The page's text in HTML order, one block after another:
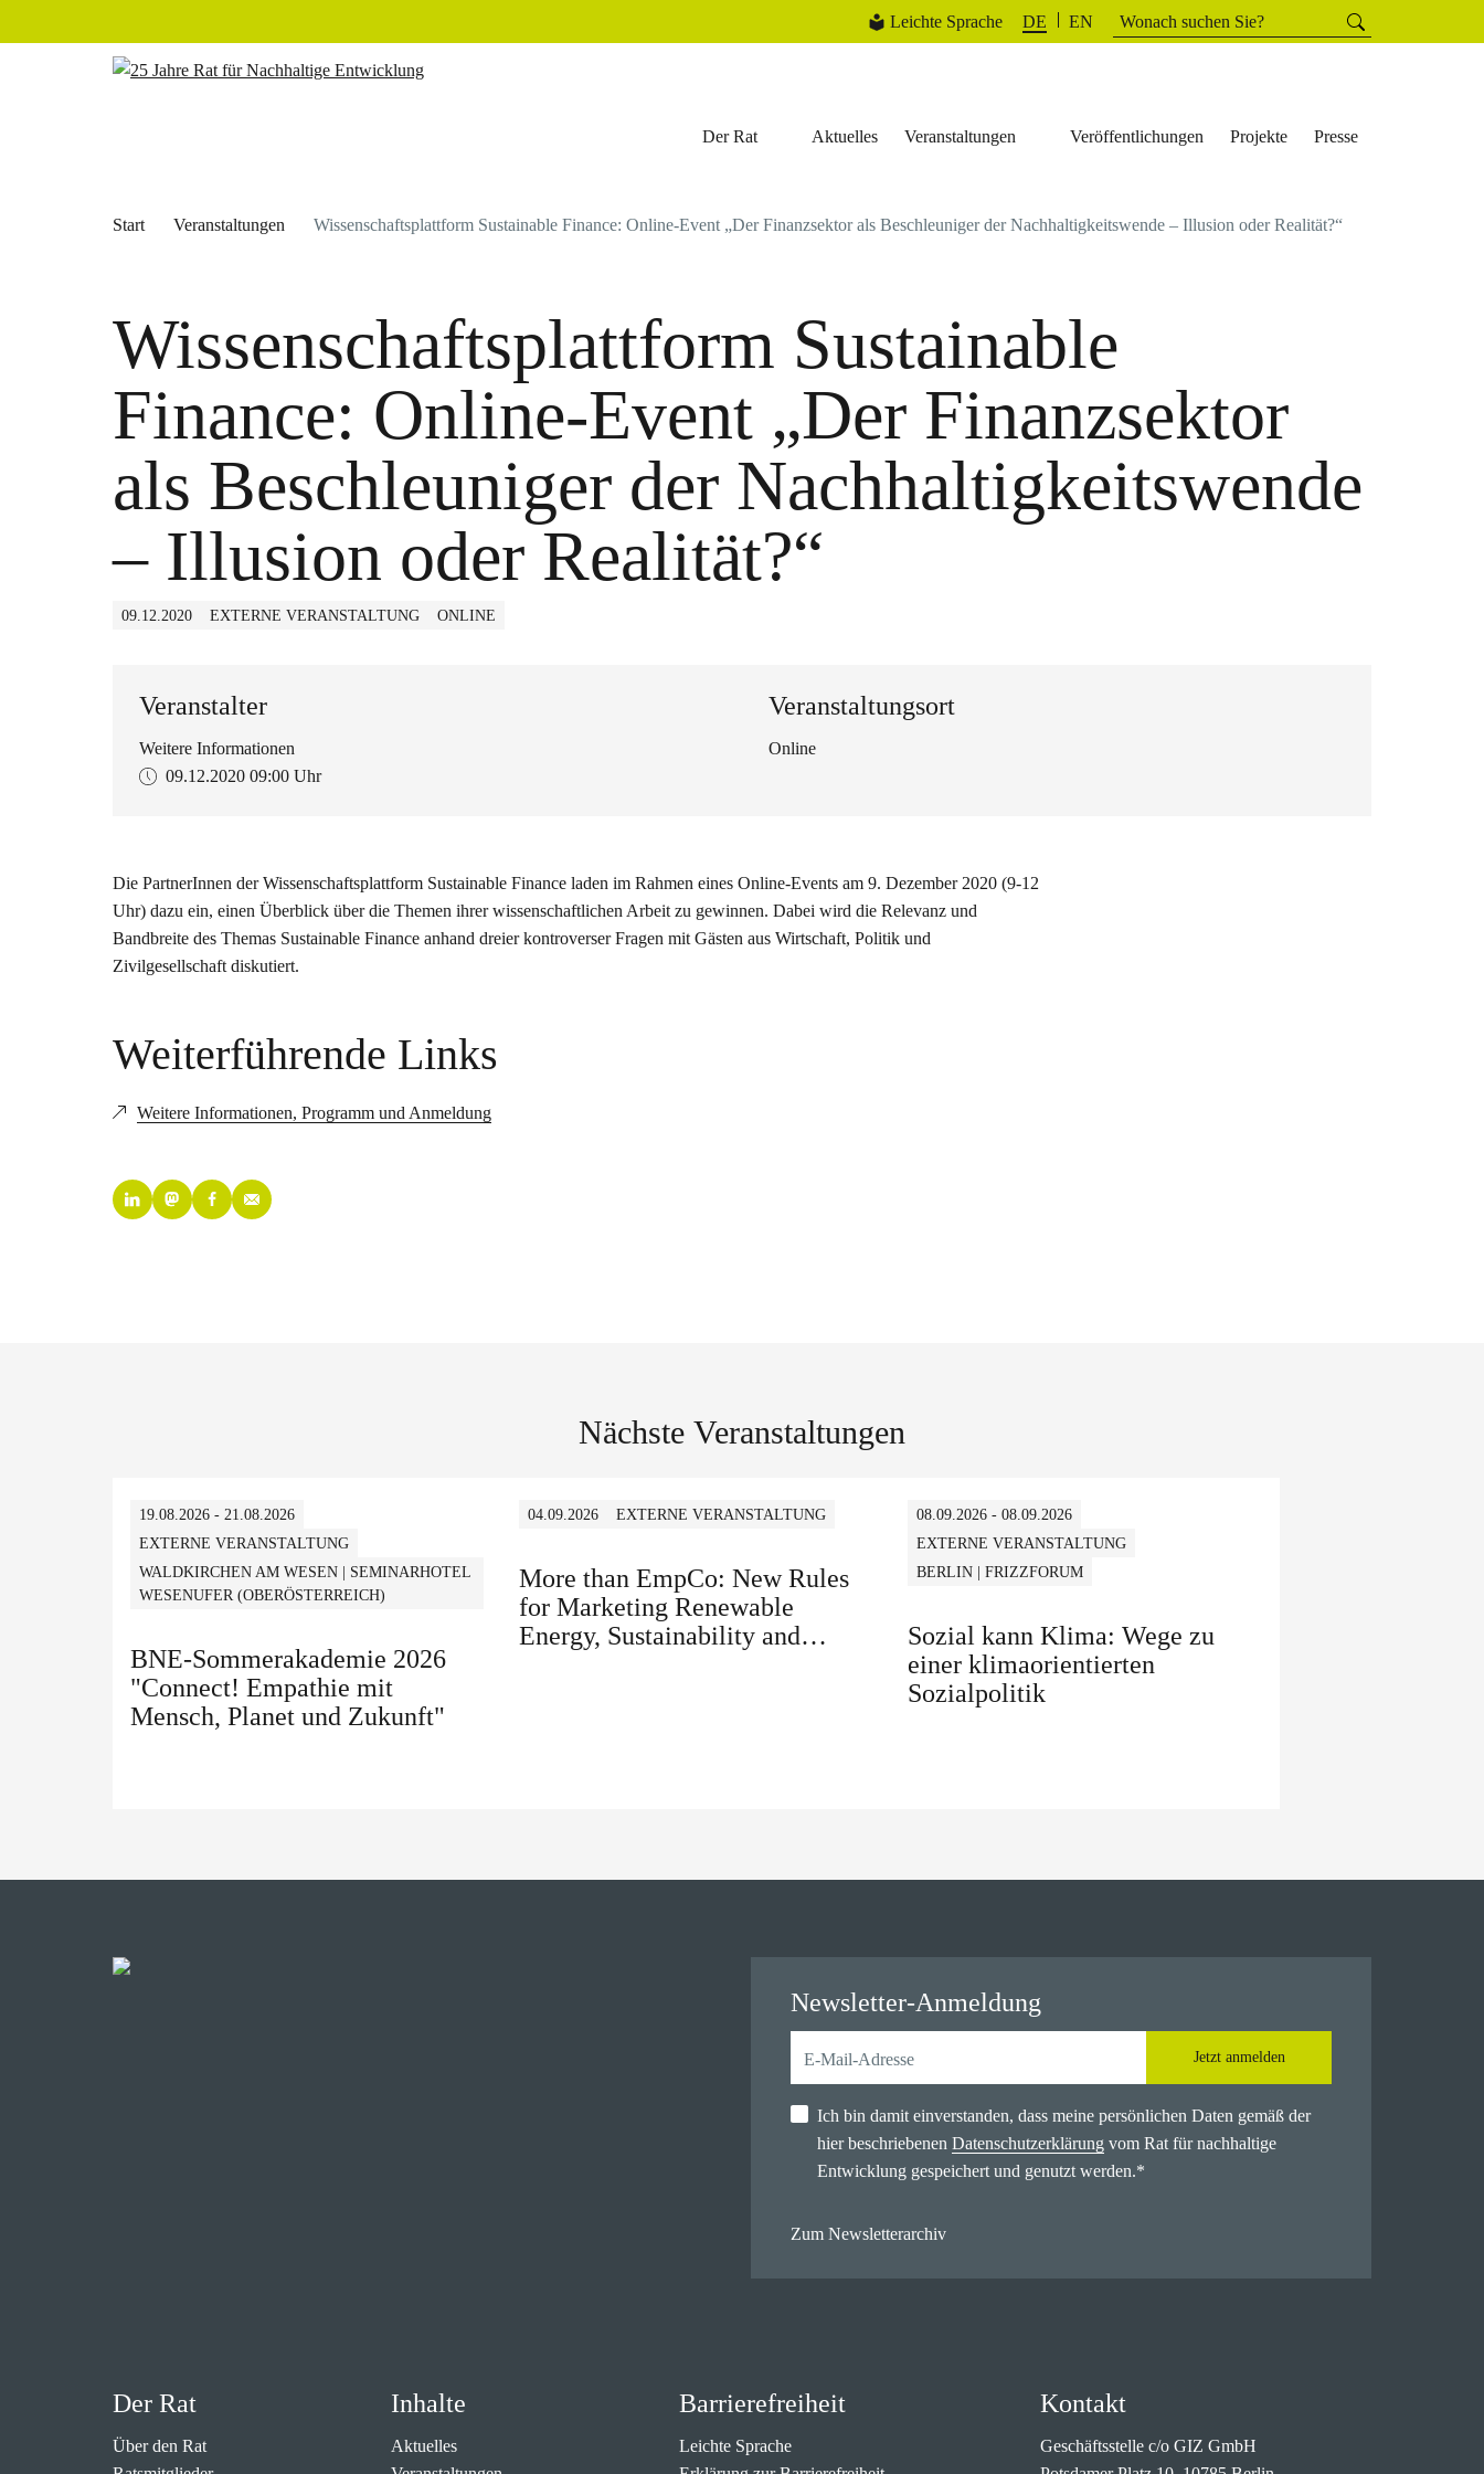
Suchen
nach:
Suchen
DE EN
Leichte Sprache
Der Rat Aktuelles Veranstaltungen Veröffentlichungen Projekte Presse
Start Veranstaltungen Wissenschaftsplattform Sustainable Finance: Online-Event „Der Finanzsektor als Beschleuniger der Nachhaltigkeitswende – Illusion oder Realität?“
Wissenschaftsplattform Sustainable
Finance: Online-Event „Der Finanzsektor
als Beschleuniger der Nachhaltigkeitswende
– Illusion oder Realität?“
09.12.2020 EXTERNE VERANSTALTUNG ONLINE
Veranstalter
Weitere Informationen
09.12.2020 09:00 Uhr
Veranstaltungsort
Online
Die PartnerInnen der Wissenschaftsplattform Sustainable Finance laden im Rahmen eines Online-Events am 9. Dezember 2020 (9-12
Uhr) dazu ein, einen Überblick über die Themen ihrer wissenschaftlichen Arbeit zu gewinnen. Dabei wird die Relevanz und
Bandbreite des Themas Sustainable Finance anhand dreier kontroverser Fragen mit Gästen aus Wirtschaft, Politik und
Zivilgesellschaft diskutiert.
Weiterführende Links
Weitere Informationen, Programm und Anmeldung
Nächste Veranstaltungen
19.08.2026 - 21.08.2026
EXTERNE VERANSTALTUNG
WALDKIRCHEN AM WESEN | SEMINARHOTEL
WESENUFER (OBERÖSTERREICH)
BNE-Sommerakademie 2026
"Connect! Empathie mit
Mensch, Planet und Zukunft"
04.09.2026 EXTERNE VERANSTALTUNG
More than EmpCo: New Rules
for Marketing Renewable
Energy, Sustainability and
08.09.2026 - 08.09.2026
EXTERNE VERANSTALTUNG
BERLIN | FRIZZFORUM
Sozial kann Klima: Wege zu
einer klimaorientierten
Sozialpolitik
Newsletter-Anmeldung
Jetzt anmelden
Ich bin damit einverstanden, dass meine persönlichen Daten gemäß der
hier beschriebenen Datenschutzerklärung vom Rat für nachhaltige
Entwicklung gespeichert und genutzt werden.*
Zum Newsletterarchiv
Der Rat
Über den Rat
Inhalte
Aktuelles
Barrierefreiheit
Leichte Sprache
Kontakt
Geschäftsstelle c/o GIZ GmbH